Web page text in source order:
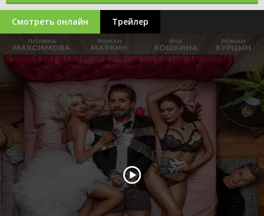
Смотреть онлайн Трейлер